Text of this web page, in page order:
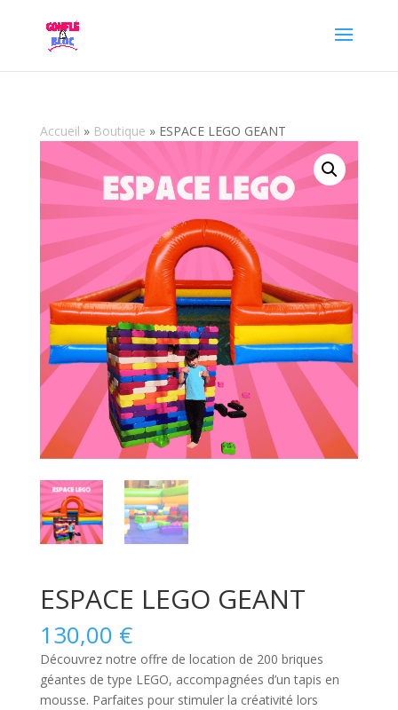
Accueil » Boutique » ESPACE LEGO GEANT
ESPACE LEGO GEANT
130,00 €
Découvrez notre offre de location de 200 briques
géantes de type LEGO, accompagnées d’un tapis en
mousse. Parfaites pour stimuler la créativité lors